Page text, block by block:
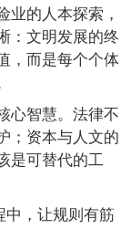
业的人本探索，
：文明发展的终
，而是每个个体
心智慧。法律不
；资本与人文的
是可替代的工
中，让规则有筋